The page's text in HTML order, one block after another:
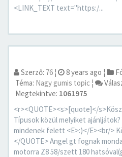
<LINK_TEXT text="https:/...
Szerző: 76 ¦ 8 years ago ¦
Téma: Nagy gumis topic ¦
Megtekintve: 1061975
<r><QUOTE><s>[quote]</
Típusok közül melyiket
mindenek felett <E>:)</E><br/>
</QUOTE> Angel gt fognak
motorra Z8 58/szett 180